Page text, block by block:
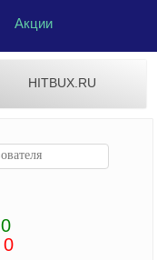
Акции
HITBUX.RU
0
0